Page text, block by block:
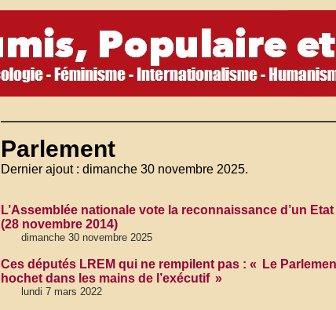
Parlement
Dernier ajout : dimanche 30 novembre 2025.
L’Assemblée nationale vote la reconnaissance d’un
(28 novembre 2014)
dimanche 30 novembre 2025
Ces députés LREM qui ne rempilent pas : « Le
hochet dans les mains de l’exécutif »
lundi 7 mars 2022